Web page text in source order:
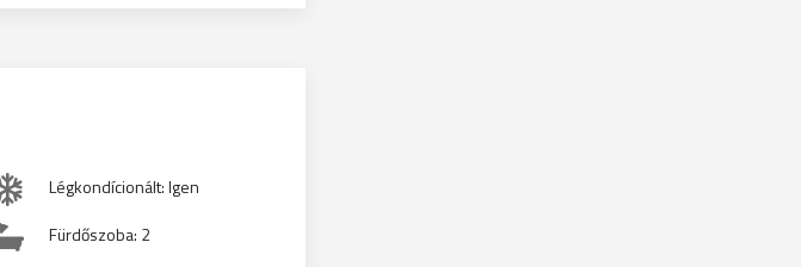
Légkondícionált: Igen
Fürdőszoba: 2